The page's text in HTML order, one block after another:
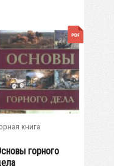
книга
горного